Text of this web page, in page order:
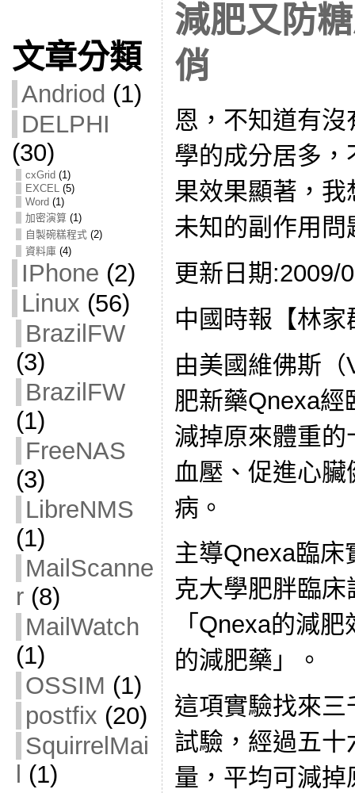
文章分類
Andriod (1)
DELPHI
(30)
cxGrid (1)
EXCEL(5)
Word (1)
加密演算(1)
自製碗糕程式(2)
資料庫(4)
IPhone (2)
Linux (56)
BrazilFW
(3)
BrazilFW
(1)
FreeNAS
(3)
LibreNMS
(1)
MailScanne
r(8)
MailWatch
(1)
OSSIM (1)
postfix (20)
SquirrelMai
(1)
減肥又防
俏
恩，不知道有
學的成分居多
果效果顯著，
未知的副作用問
更新日期:2009/
中國時報【林
由美國維佛斯
肥新藥Qnexa經
減掉原來體重
血壓、促進心
病。
主導Qnexa臨床
克大學肥胖臨
「Qnexa的減
的減肥藥」。
這項實驗找來
試驗，經過五
量，平均可減